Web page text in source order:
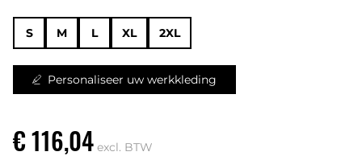
S M L XL 2XL
Personaliseer uw werkkleding
€ 116,04 excl. BTW